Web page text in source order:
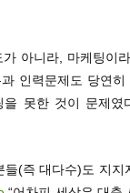
아니라, 마케팅이
인력문제도 당연히
을 못한 것이 문제
(즉 대다수)도 지